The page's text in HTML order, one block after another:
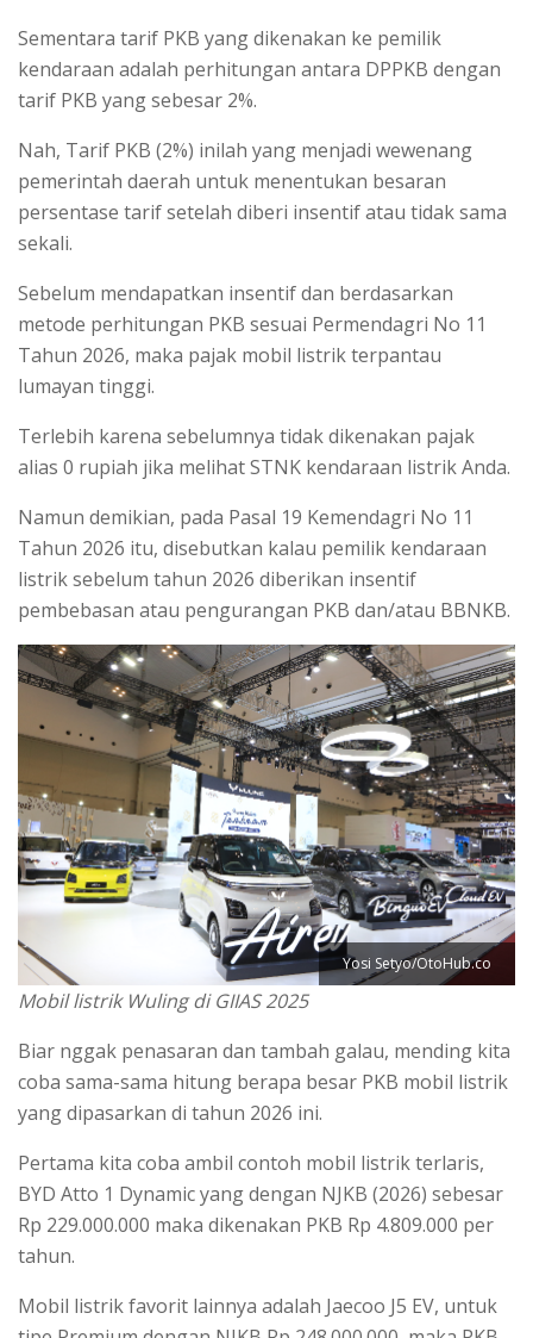
Sementara tarif PKB yang dikenakan ke pemilik
kendaraan adalah perhitungan antara DPPKB dengan
tarif PKB yang sebesar 2%.
Nah, Tarif PKB (2%) inilah yang menjadi wewenang
pemerintah daerah untuk menentukan besaran
persentase tarif setelah diberi insentif atau tidak sama
sekali.
Sebelum mendapatkan insentif dan berdasarkan
metode perhitungan PKB sesuai Permendagri No 11
Tahun 2026, maka pajak mobil listrik terpantau
lumayan tinggi.
Terlebih karena sebelumnya tidak dikenakan pajak
alias 0 rupiah jika melihat STNK kendaraan listrik Anda.
Namun demikian, pada Pasal 19 Kemendagri No 11
Tahun 2026 itu, disebutkan kalau pemilik kendaraan
listrik sebelum tahun 2026 diberikan insentif
pembebasan atau pengurangan PKB dan/atau BBNKB.
Yosi Setyo/OtoHub.co
Mobil listrik Wuling di GIIAS 2025
Biar nggak penasaran dan tambah galau, mending kita
coba sama-sama hitung berapa besar PKB mobil listrik
yang dipasarkan di tahun 2026 ini.
Pertama kita coba ambil contoh mobil listrik terlaris,
BYD Atto 1 Dynamic yang dengan NJKB (2026) sebesar
Rp 229.000.000 maka dikenakan PKB Rp 4.809.000 per
tahun.
Mobil listrik favorit lainnya adalah Jaecoo J5 EV, untuk